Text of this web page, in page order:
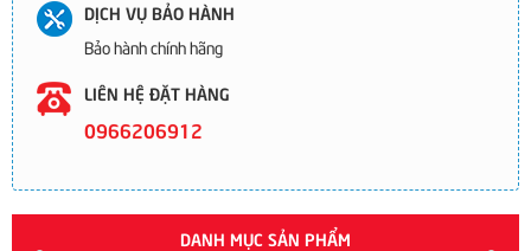
DỊCH VỤ BẢO HÀNH
Bảo hành chính hãng
LIÊN HỆ ĐẶT HÀNG
0966206912
DANH MỤC SẢN PHẨM